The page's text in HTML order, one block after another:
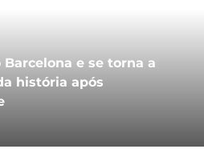
e se torna a
história após